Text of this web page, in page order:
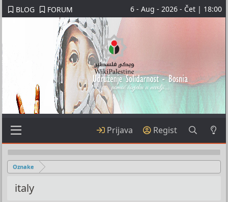
BLOG FORUM 6 - Aug - 2026 - Čet | 18:00
Prijava Regist
Oznake
italy